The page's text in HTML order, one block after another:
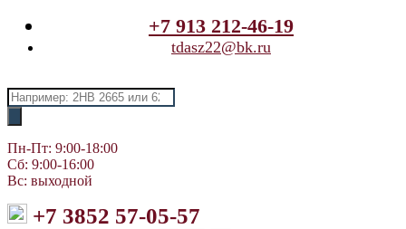
+7 913 212-46-19
tdasz22@bk.ru
Поиск
товаров
Пн-Пт: 9:00-18:00
Сб: 9:00-16:00
Вс: выходной
+7 3852 57-05-57